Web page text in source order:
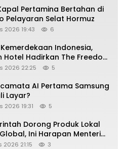
Pertamina Bertahan di
Pelayaran Selat Hormuz
2026 19:43 6
Indonesia,
Hotel Hadirkan The Freedom
45%
2026 22:25 5
AI Pertama Samsung
Layar?
2026 19:31 5
Dorong Produk Lokal
Ini Harapan Menteri
Lewat ILT dan IGT Expo
21:15 3